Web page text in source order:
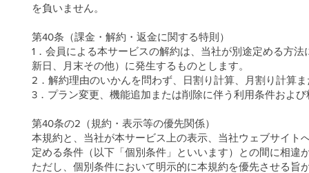
を負いません。
第40条（課金・解約・返金に関する特則）
1．会員による本サービスの解約は、当社が別途定める方
新日、月末その他）に発生するものとします。
2．解約理由のいかんを問わず、日割り計算、月割り計算
3．プラン変更、機能追加または削除に伴う利用条件およ
第40条の2（規約・表示等の優先関係）
本規約と、当社が本サービス上の表示、当社ウェブサイ
定める条件（以下「個別条件」といいます）との間に相
ただし、個別条件において明示的に本規約を優先させる旨